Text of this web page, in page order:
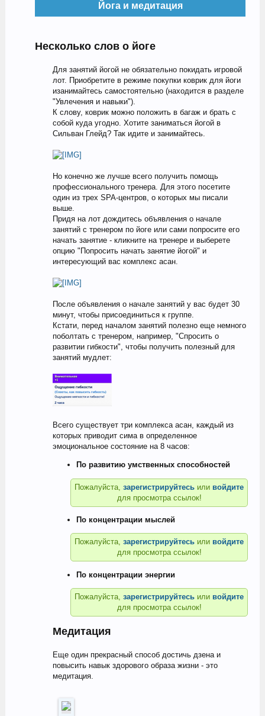
Йога и медитация
Несколько слов о йоге
Для занятий йогой не обязательно покидать игровой
лот. Приобретите в режиме покупки коврик для йоги
изанимайтесь самостоятельно (находится в разделе
"Увлечения и навыки").
К слову, коврик можно положить в багаж и брать с
собой куда угодно. Хотите заниматься йогой в
Сильван Глейд? Так идите и занимайтесь.
Но конечно же лучше всего получить помощь
профессионального тренера. Для этого посетите
один из трех SPA-центров, о которых мы писали
выше.
Придя на лот дождитесь объявления о начале
занятий с тренером по йоге или сами попросите его
начать занятие - кликните на тренере и выберете
опцию "Попросить начать занятие йогой" и
интересующий вас комплекс асан.
После объявления о начале занятий у вас будет 30
минут, чтобы присоединиться к группе.
Кстати, перед началом занятий полезно еще немного
поболтать с тренером, например, "Спросить о
развитии гибкости", чтобы получить полезный для
занятий мудлет:
Всего существует три комплекса асан, каждый из
которых приводит сима в определенное
эмоциональное состояние на 8 часов:
По развитию умственных способностей
Пожалуйста, зарегистрируйтесь или войдите
для просмотра ссылок!
По концентрации мыслей
Пожалуйста, зарегистрируйтесь или войдите
для просмотра ссылок!
По концентрации энергии
Пожалуйста, зарегистрируйтесь или войдите
для просмотра ссылок!
Медитация
Еще один прекрасный способ достичь дзена и
повысить навык здорового образа жизни - это
медитация.